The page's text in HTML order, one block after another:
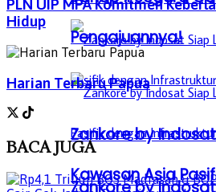
Zankore by
Kawasan Asia
Pengajuannya!
Zankore by
PLN UIP MPA Komitmen
Hidup
Harian Terbaru Papua
BACAJUGA